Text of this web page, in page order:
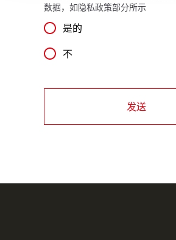
modificare o ritirare il tuo consenso in
dalla Dichiarazione sui cookie.
Utilizziamo i cookie per garantire che
inoltre informazioni sul modo in cui
nostro sito con i nostri partner che si
数据，如隐私政策部分所示
是的
不
发送